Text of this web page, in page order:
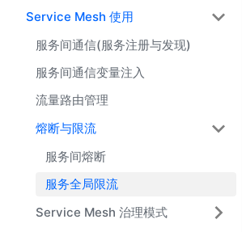
Service Mesh 使用
服务间通信(服务注册与发现)
服务间通信变量注入
流量路由管理
熔断与限流
服务间熔断
服务全局限流
Service Mesh 治理模式